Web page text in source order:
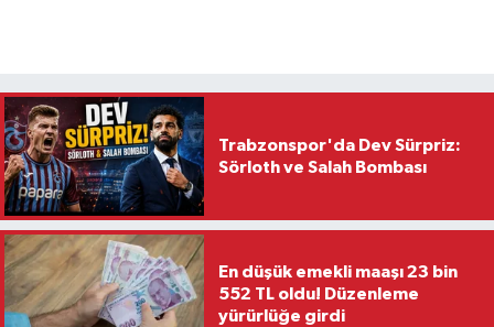
Trabzonspor'da Dev Sürpriz:
Sörloth ve Salah Bombası
En düşük emekli maaşı 23 bin
552 TL oldu! Düzenleme
yürürlüğe girdi
Vasıta
Yaşam